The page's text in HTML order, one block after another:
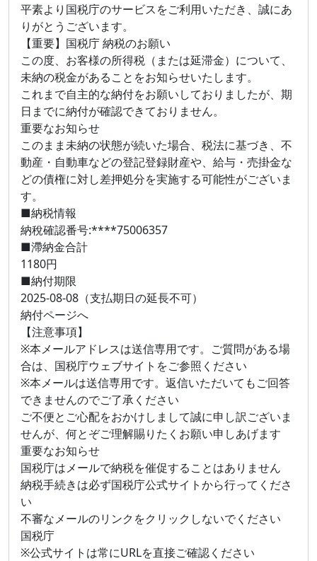
平素より国税庁のサービスをご利用いただき、誠にあ
りがとうございます。
【重要】国税庁 納税のお願い
この度、お客様の所得税（または延滞金）について、
未納の税金があることをお知らせいたします。
これまで自主的な納付をお願いしておりましたが、期
日までに納付が確認できておりません。
重要なお知らせ
このまま未納の状態が続いた場合、税法に基づき、不
動産・自動車などの登記登録財産や、給与・売掛金な
どの債権に対し差押処分を実施する可能性がございま
す。
■納税情報
納稅確認番号:****75006357
■滯納金合計
1180円
■納付期限
2025-08-08（支払期日の延長不可）
納付ページへ
【注意事項】
※本メールアドレスは送信専用です。ご質問がある場
合は、国税庁ウェブサイトをご参照ください
※本メールは送信専用です。返信いただいてもご回答
できませんのでご了承ください
ご不便とご心配をおかけしまして誠に申し訳ございま
せんが、何とぞご理解賜りたくお願い申しあげます
重要なお知らせ
国税庁はメールで納税を催促することはありません
納税手続きは必ず国税庁公式サイトから行ってくださ
い
不審なメールのリンクをクリックしないでください
国税庁
※公式サイトは常にURLを直接ご確認ください